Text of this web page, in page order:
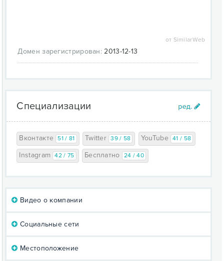
от SimilarWeb
Домен зарегистрирован: 2013-12-13
Специализации
Вконтакте 51 / 81 Twitter 39 / 58 YouTube 41 / 58
Instagram 42 / 75 Бесплатно 24 / 40
Видео о компании
Социальные сети
Местоположение